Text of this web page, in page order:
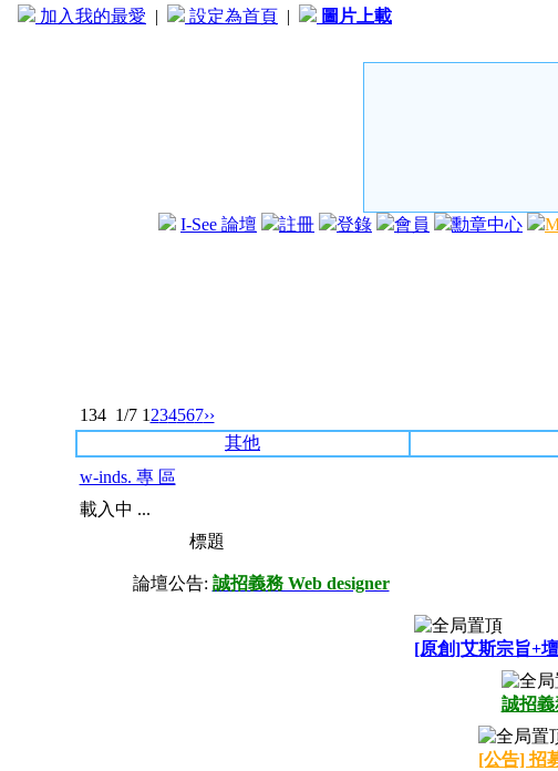
加入我的最愛 | 設定為首頁 | 圖片上載
I-See 論壇 註冊 登錄 會員 勳章中心
134 1/7 1 234567››
其他
w-inds. 專 區
載入中 ...
標題
論壇公告: 誠招義務 Web designer
[原創]艾斯宗旨+
誠招義
[公告] 招